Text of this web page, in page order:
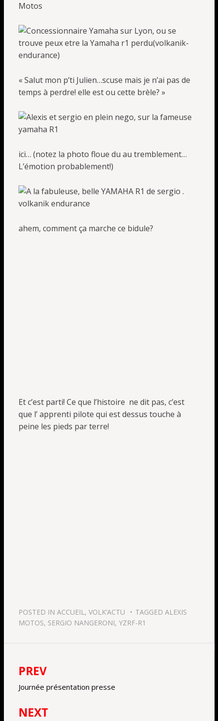
Motos
« Salut mon p’ti Julien…scuse mais je n’ai pas de
temps à perdre! elle est ou cette brèle? »
ici… (notez la photo floue du au tremblement…
L’émotion probablement!)
ahem, comment ça marche ce bidule?
Et c’est parti! Ce que l’histoire ne dit pas, c’est
que l’ apprenti pilote qui est dessus touche à
peine les pieds par terre!
POSTED IN ACCUEIL, VOLK’ACTU TAGGED ALEXIS
MOTOS, SERGIO NANGERONI, YZRF-R1
Navigation
de
l’article
PREV
Journée présentation presse
NEXT